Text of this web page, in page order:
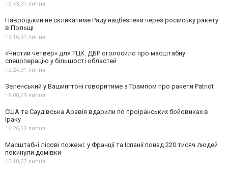
16:43,31 липня
Навроцький не скликатиме Раду нацбезпеки через російську ракету
в Польщі
13:16,31 липня
«Чистий четвер» для ТЦК: ДБР оголосило про масштабну
спецоперацію у більшості областей
12:24,31 липня
Зеленський у Вашингтоні говоритиме з Трампом про ракети Patriot
18:00,29 липня
США та Саудівська Аравія вдарили по проіранських бойовиках в
Іраку
16:26,29 липня
Масштабні лісові пожежі: у Франції та Іспанії понад 220 тисяч людей
покинули домівки
13:10,27 липня